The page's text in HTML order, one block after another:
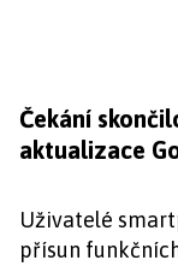
Čekání
aktualizace
Uživatelé
přísun